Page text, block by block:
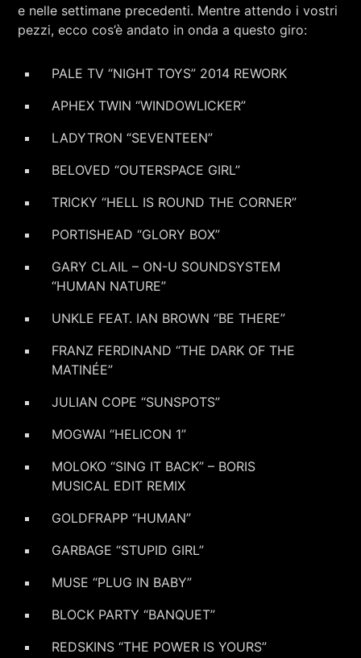
+393401974468
Sostieni Radio Città Aperta
e nelle settimane precedenti. Mentre attendo i vostri
pezzi, ecco cos’è andato in onda a questo giro:
PALE TV “NIGHT TOYS” 2014 REWORK
APHEX TWIN “WINDOWLICKER”
LADYTRON “SEVENTEEN”
BELOVED “OUTERSPACE GIRL”
TRICKY “HELL IS ROUND THE CORNER”
PORTISHEAD “GLORY BOX”
GARY CLAIL – ON-U SOUNDSYSTEM
“HUMAN NATURE”
UNKLE FEAT. IAN BROWN “BE THERE”
FRANZ FERDINAND “THE DARK OF THE
MATINÉE”
JULIAN COPE “SUNSPOTS”
MOGWAI “HELICON 1”
MOLOKO “SING IT BACK” – BORIS
MUSICAL EDIT REMIX
GOLDFRAPP “HUMAN”
GARBAGE “STUPID GIRL”
MUSE “PLUG IN BABY”
BLOCK PARTY “BANQUET”
REDSKINS “THE POWER IS YOURS”